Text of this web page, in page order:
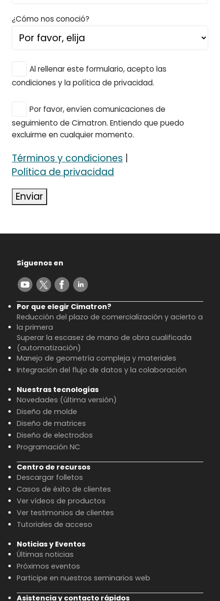
¿Cómo nos conoció?
Al rellenar este formulario, acepto las
condiciones y la política de privacidad.
Por favor, envíen comunicaciones de
seguimiento de Cimatron. Entiendo que puedo
excluirme en cualquier momento.
Términos y condiciones
Política de privacidad
Enviar
Síguenos en
Por que elegir Cimatron?
Reducción del plazo de comercialización y acierto a
la primera
Superar la escasez de mano de obra cualificada
(automatización)
Manejo de geometría compleja y materiales
Integración del flujo de datos y la colaboración
Nuestras tecnologías
Novedades (última versión)
Diseño de molde
Diseño de matrices
Diseño de electrodos
Programación NC
Centro de recursos
Descargar folletos
Casos de éxito de clientes
Ver vídeos de productos
Ver testimonios de clientes
Tutoriales de acceso
Noticias y Eventos
Últimas noticias
Próximos eventos
Participe en nuestros seminarios web
Asistencia y contacto rápidos